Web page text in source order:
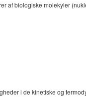
af biologiske molekyler
i de kinetiske og